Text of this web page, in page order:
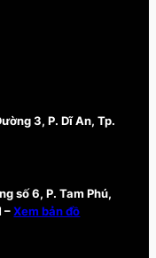
3, P. Dĩ An, Tp.
số 6, P. Tam Phú,
–Xem bản đồ